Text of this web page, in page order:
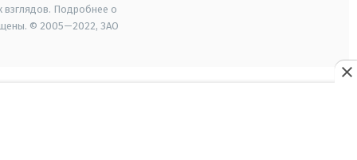
взглядов. Подробнее о
© 2005—2022, ЗАО